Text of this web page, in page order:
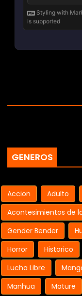
GENEROS
Accion Adulto
Acontesimientos de
Gender Bender
Horror
Historico
Lucha Libre
Manhua
Mature